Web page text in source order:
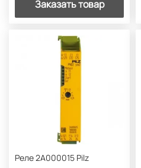
Заказать товар
Реле 2A000015 Pilz